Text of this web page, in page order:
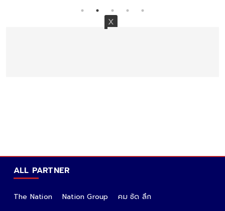
ALL PARTNER
The Nation Nation Group
คม ชัด ลึก